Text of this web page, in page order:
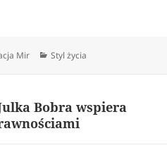
Mir Kategorie
Styl życia
Bobra wspiera